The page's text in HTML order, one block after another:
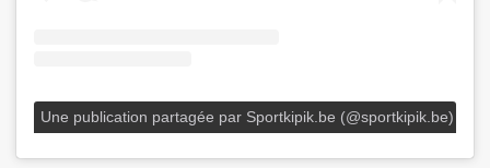
Une publication partagée par Sportkipik.be (@sportkipik.be)